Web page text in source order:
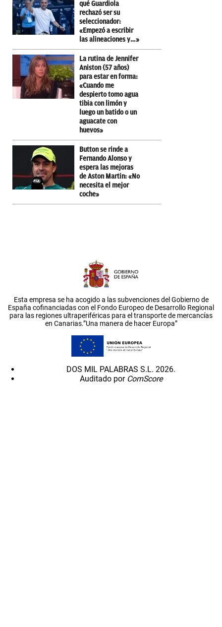
qué Guardiola
rechazó ser su
seleccionador:
«Empezó a escribir
las alineaciones y…»
La rutina de Jennifer
Aniston (57 años)
para estar en forma:
«Cuando me
despierto tomo agua
tibia con limón y
luego un batido o un
aguacate con
huevos»
Button se rinde a
Fernando Alonso y
espera las mejoras
de Aston Martin: «No
necesita el mejor
coche»
Esta empresa se ha acogido a las subvenciones del Gobierno de
España cofinanciadas con el Fondo Europeo de Desarrollo Regional
para las regiones ultraperiféricas para el transporte de mercancías
en Canarias.”Una manera de hacer Europa”
DOS MIL PALABRAS S.L. 2026.
Auditado por ComScore